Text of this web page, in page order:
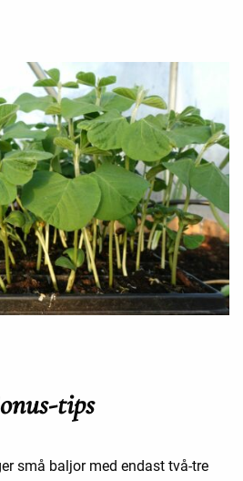
tips
små baljor med endast två-tre